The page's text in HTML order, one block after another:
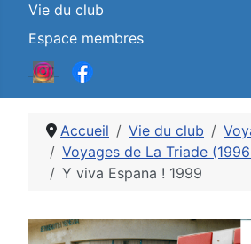
Vie du club
Espace membres
Accueil Vie du club
Voyages de La Triade
Y viva Espana ! 1999
Détails